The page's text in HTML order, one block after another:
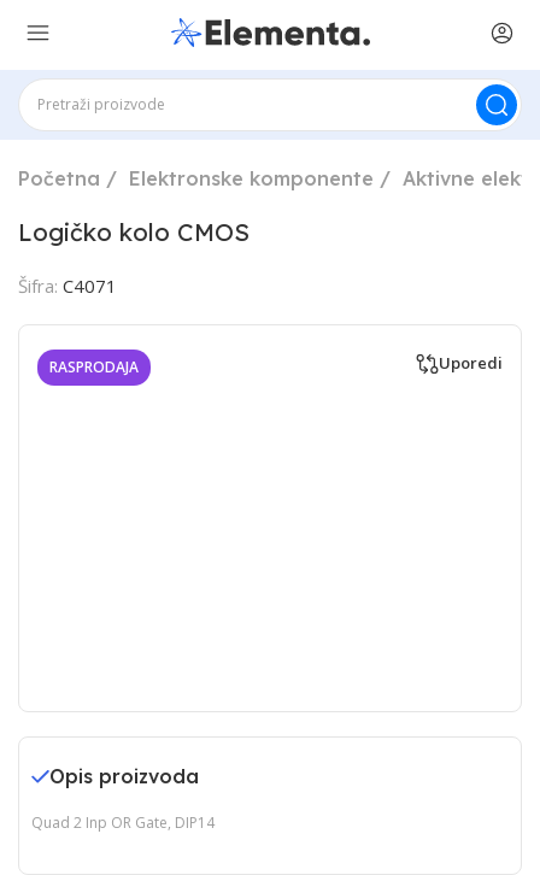
Početna Elektronske komponente Aktivne
Logičko kolo CMOS
Šifra: C4071
RASPRODAJA Uporedi
Opis proizvoda
Quad 2 Inp OR Gate, DIP14